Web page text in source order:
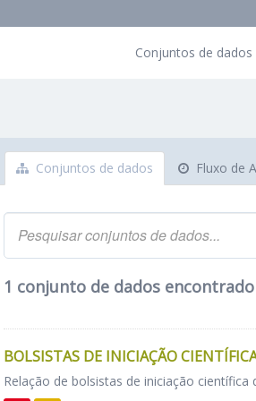
Conjuntos de dados
Conjuntos de dados Fluxo de
1 conjunto de dados encontrado
BOLSISTAS DE INICIAÇÃO
Relação de bolsistas de iniciação